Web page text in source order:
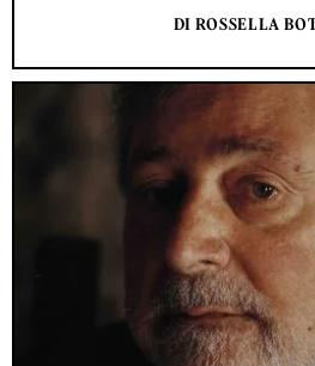
DI ROSSELLA